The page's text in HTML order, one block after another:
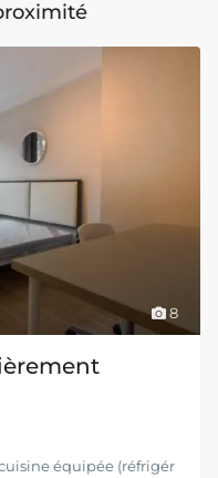
8
équipée (réfrigér